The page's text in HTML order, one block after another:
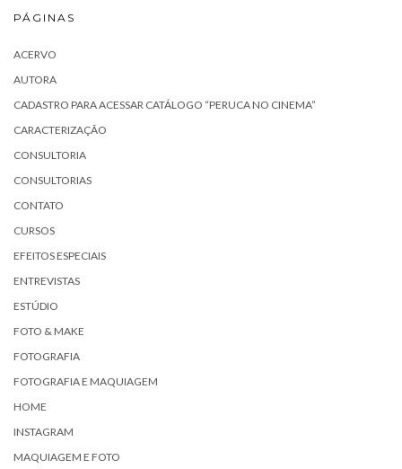
PÁGINAS
ACERVO
AUTORA
CADASTRO PARA ACESSAR CATÁLOGO “PERUCA NO CINEMA”
CARACTERIZAÇÃO
CONSULTORIA
CONSULTORIAS
CONTATO
CURSOS
EFEITOS ESPECIAIS
ENTREVISTAS
ESTÚDIO
FOTO & MAKE
FOTOGRAFIA
FOTOGRAFIA E MAQUIAGEM
HOME
INSTAGRAM
MAQUIAGEM E FOTO